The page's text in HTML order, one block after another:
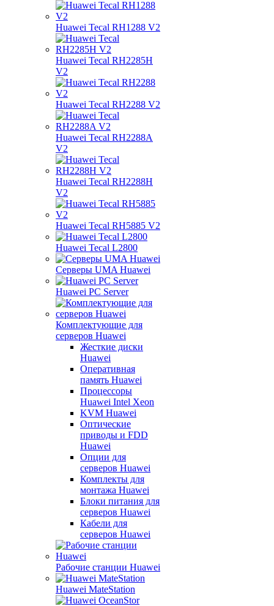
Huawei Tecal RH1288 V2
Huawei Tecal RH2285H
V2
Huawei Tecal RH2288 V2
Huawei Tecal RH2288A
V2
Huawei Tecal RH2288H
V2
Huawei Tecal RH5885 V2
Huawei Tecal L2800
Серверы UMA Huawei
Huawei PC Server
Комплектующие для
серверов Huawei
Жесткие диски
Huawei
Оперативная
память Huawei
Процессоры
Huawei Intel Xeon
KVM Huawei
Оптические
приводы и FDD
Huawei
Опции для
серверов Huawei
Комплекты для
монтажа Huawei
Блоки питания для
серверов Huawei
Кабели для
серверов Huawei
Рабочие станции Huawei
Huawei MateStation